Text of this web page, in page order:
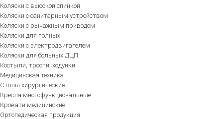
Коляски с высокой спинкой
Коляски с санитарным устройством
Коляски с рычажным приводом
Коляски для полных
Коляски с электродвигателем
Коляски для больных ДЦП
Костыли, трости, ходунки
Медицинская техника
Столы хирургические
Кресла многофункциональные
Кровати медицинские
Ортопедическая продукция